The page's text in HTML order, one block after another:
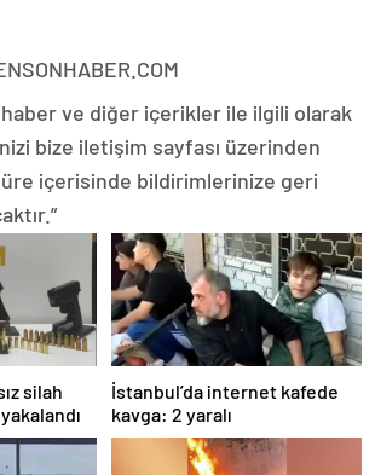
haber ve diğer içerikler ile ilgili olarak
bize iletişim sayfası üzerinden
içerisinde bildirimlerinize geri
silah
İstanbul’da internet kafede
kavga: 2 yaralı